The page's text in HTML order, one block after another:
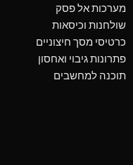
מערכות אל פסק
שולחנות וכיסאות
כרטיסי מסך חיצוניים
פתרונות גיבוי ואחסון
תוכנה למחשבים